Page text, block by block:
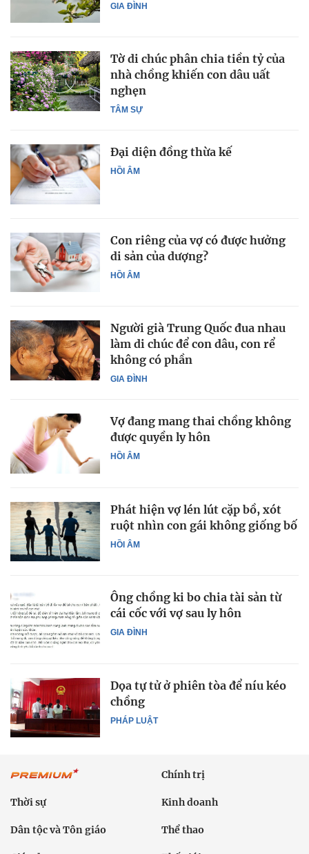
GIA ĐÌNH
TÂM SỰ
Tờ di chúc phân chia tiền tỷ của
nhà chồng khiến con dâu uất
nghẹn
HỒI ÂM
Đại diện đồng thừa kế
HỒI ÂM
Con riêng của vợ có được hưởng
di sản của dượng?
GIA ĐÌNH
Người già Trung Quốc đua nhau
làm di chúc để con dâu, con rể
không có phần
HỒI ÂM
Vợ đang mang thai chồng không
được quyền ly hôn
HỒI ÂM
Phát hiện vợ lén lút cặp bồ, xót
ruột nhìn con gái không giống bố
GIA ĐÌNH
Ông chồng ki bo chia tài sản từ
cái cốc với vợ sau ly hôn
PHÁP LUẬT
Dọa tự tử ở phiên tòa để níu kéo
chồng
Chính trị
Thời sự Kinh doanh
Dân tộc và Tôn giáo Thể thao